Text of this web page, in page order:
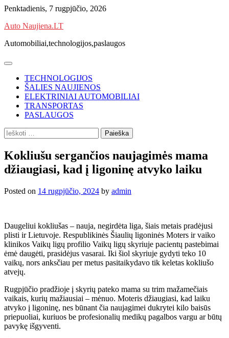
Skip
content
Penktadienis, 7 rugpjūčio, 2026
Auto Naujiena.LT
Automobiliai,technologijos,paslaugos
TECHNOLOGIJOS
ŠALIES NAUJIENOS
ELEKTRINIAI AUTOMOBILIAI
TRANSPORTAS
PASLAUGOS
Ieškoti:
Kokliušu sergančios naujagimės mama
džiaugiasi, kad į ligoninę atvyko laiku
Posted on 14 rugpjūčio, 2024 by admin
Daugeliui kokliušas – nauja, negirdėta liga, šiais metais pradėjusi
plisti ir Lietuvoje. Respublikinės Šiaulių ligoninės Moters ir vaiko
klinikos Vaikų ligų profilio Vaikų ligų skyriuje pacientų pastebimai
ėmė daugėti, prasidėjus vasarai. Iki šiol skyriuje gydyti teko 10
vaikų, nors anksčiau per metus pasitaikydavo tik keletas kokliušo
atvejų.
Rugpjūčio pradžioje į skyrių pateko mama su trim mažamečiais
vaikais, kurių mažiausiai – mėnuo. Moteris džiaugiasi, kad laiku
atvyko į ligoninę, nes būnant čia naujagimei dukrytei kilo baisūs
priepuoliai, kuriuos be profesionalių medikų pagalbos vargu ar būtų
pavykę išgyventi.